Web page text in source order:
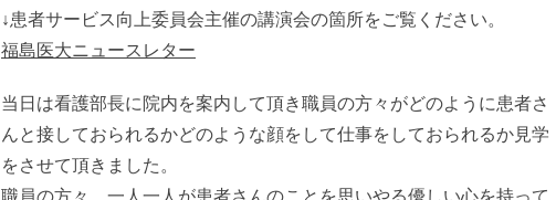
↓患者サービス向上委員会主催の講演会の箇所をご覧ください。
福島医大ニュースレター
当日は看護部長に院内を案内して頂き職員の方々がどのように患者さ
んと接しておられるかどのような顔をして仕事をしておられるか見学
をさせて頂きました。
職員の方々、一人一人が患者さんのことを思いやる優しい心を持って